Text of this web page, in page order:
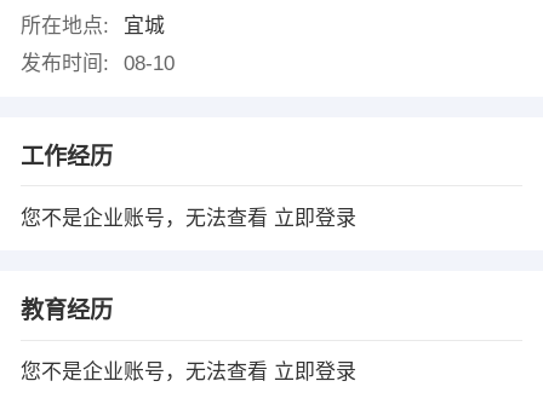
所在地点:
宜城
发布时间:
08-10
工作经历
您不是企业账号，无法查看 立即登录
教育经历
您不是企业账号，无法查看 立即登录